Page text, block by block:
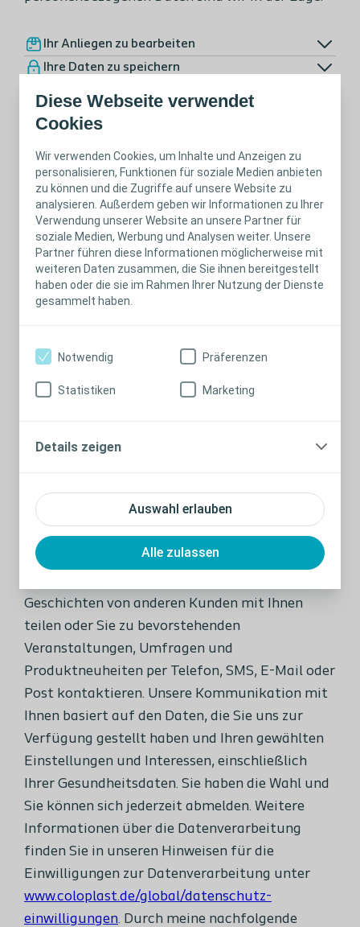
Diese Webseite verwendet
Cookies
Wir verwenden Cookies, um Inhalte und Anzeigen zu
personalisieren, Funktionen für soziale Medien anbieten
zu können und die Zugriffe auf unsere Website zu
analysieren. Außerdem geben wir Informationen zu Ihrer
Verwendung unserer Website an unsere Partner für
soziale Medien, Werbung und Analysen weiter. Unsere
Partner führen diese Informationen möglicherweise mit
weiteren Daten zusammen, die Sie ihnen bereitgestellt
haben oder die sie im Rahmen Ihrer Nutzung der Dienste
gesammelt haben.
Auswahl erlauben
Alle zulassen
Notwendig Präferenzen
Statistiken Marketing
Details zeigen
Ihr Anliegen zu bearbeiten
Ihre Daten zu speichern
Wie wir personenbezogene Daten verwenden
An wen wir Ihre Daten weitergeben
Wie wir Informationen schützen
Einwilligungserklärung zur Datenverarbeitung
Durch die nachfolgende Zustimmung erkläre
sammeln und verarbeiten kann. Ich kann diese
Einwilligung zur Verarbeitung meiner Daten
Einwilligungserklärung für Werbezwecke
Wir möchten Sie über relevante Produkte und
Geschichten von anderen Kunden mit Ihnen
teilen oder Sie zu bevorstehenden
Veranstaltungen, Umfragen und
Produktneuheiten per Telefon, SMS, E-Mail oder
Post kontaktieren. Unsere Kommunikation mit
Ihnen basiert auf den Daten, die Sie uns zur
Verfügung gestellt haben und Ihren gewählten
Einstellungen und Interessen, einschließlich
Ihrer Gesundheitsdaten. Sie haben die Wahl und
Sie können sich jederzeit abmelden. Weitere
Informationen über die Datenverarbeitung
finden Sie in unseren Hinweisen für die
Einwilligungen zur Datenverarbeitung unter
www.coloplast.de/global/datenschutz-
einwilligungen. Durch meine nachfolgende